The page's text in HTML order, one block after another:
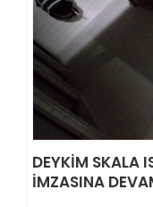
DEYKIM SKALA
IMZASINA